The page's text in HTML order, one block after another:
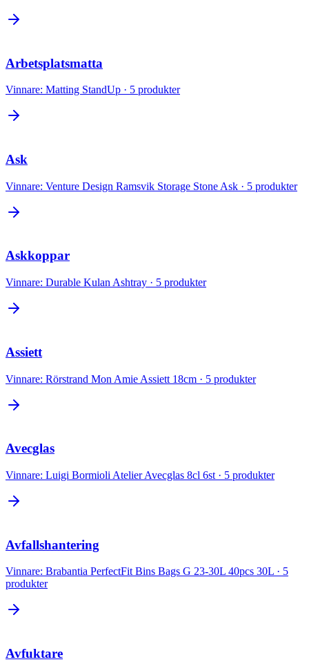
Arbetsplatsmatta
Vinnare: Matting StandUp · 5 produkter
Ask
Vinnare: Venture Design Ramsvik Storage Stone Ask · 5 produkter
Askkoppar
Vinnare: Durable Kulan Ashtray · 5 produkter
Assiett
Vinnare: Rörstrand Mon Amie Assiett 18cm · 5 produkter
Avecglas
Vinnare: Luigi Bormioli Atelier Avecglas 8cl 6st · 5 produkter
Avfallshantering
Vinnare: Brabantia PerfectFit Bins Bags G 23-30L 40pcs 30L · 5
produkter
Avfuktare